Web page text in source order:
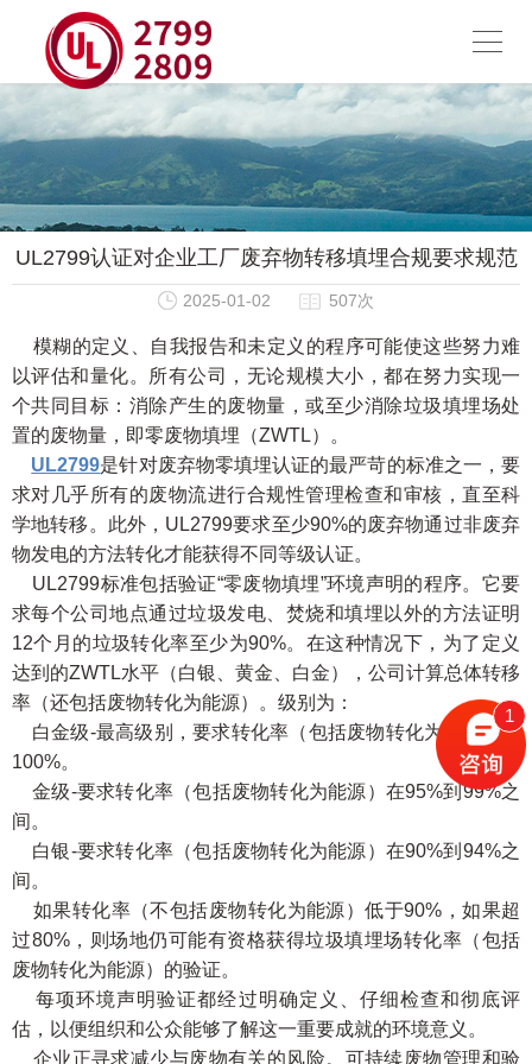
UL2799认证对企业工厂废弃物转移填埋合规要求规范
2025-01-02 507次
模糊的定义、自我报告和未定义的程序可能使这些努力难
以评估和量化。所有公司，无论规模大小，都在努力实现一
个共同目标：消除产生的废物量，或至少消除垃圾填埋场处
置的废物量，即零废物填埋（ZWTL）。
UL2799是针对废弃物零填埋认证的最严苛的标准之一，要
求对几乎所有的废物流进行合规性管理检查和审核，直至科
学地转移。此外，UL2799要求至少90%的废弃物通过非废弃
物发电的方法转化才能获得不同等级认证。
UL2799标准包括验证“零废物填埋”环境声明的程序。它要
求每个公司地点通过垃圾发电、焚烧和填埋以外的方法证明
12个月的垃圾转化率至少为90%。在这种情况下，为了定义
达到的ZWTL水平（白银、黄金、白金），公司计算总体转移
率（还包括废物转化为能源）。级别为：
白金级-最高级别，要求转化率（包括废物转化为能源）为
100%。
金级-要求转化率（包括废物转化为能源）在95%到99%之
间。
白银-要求转化率（包括废物转化为能源）在90%到94%之
间。
如果转化率（不包括废物转化为能源）低于90%，如果超
过80%，则场地仍可能有资格获得垃圾填埋场转化率（包括
废物转化为能源）的验证。
每项环境声明验证都经过明确定义、仔细检查和彻底评
估，以便组织和公众能够了解这一重要成就的环境意义。
企业正寻求减少与废物有关的风险。可持续废物管理和验
1